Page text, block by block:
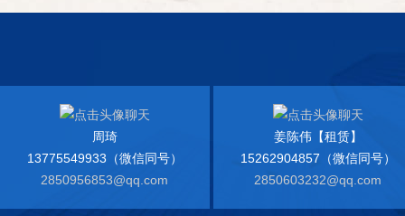
周琦
13775549933（微信同号）
2850956853@qq.com
姜陈伟【租赁】
15262904857（微信同号）
2850603232@qq.com